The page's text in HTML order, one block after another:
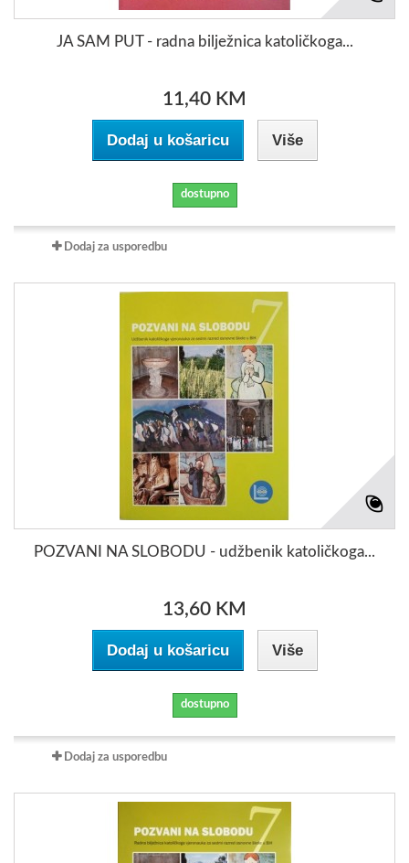
JA SAM PUT - radna bilježnica katoličkoga...
11,40 KM
Dodaj u košaricu Više
dostupno
Dodaj za usporedbu
POZVANI NA SLOBODU - udžbenik katoličkoga...
13,60 KM
Dodaj u košaricu Više
dostupno
Dodaj za usporedbu